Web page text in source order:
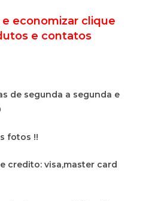
economizar clique
e contatos
de segunda a segunda e
fotos !!
credito: visa,master card